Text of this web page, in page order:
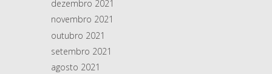
dezembro 2021
novembro 2021
outubro 2021
setembro 2021
agosto 2021